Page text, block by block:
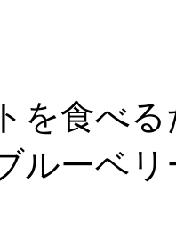
を食べ
ルーベ